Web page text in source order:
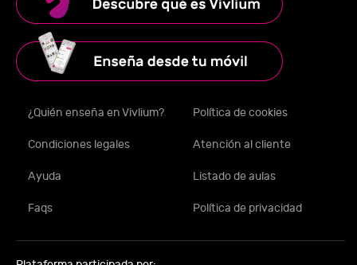
¿Quién enseña en Vivlium? Política de cookies
Condiciones legales Atención al cliente
Ayuda Listado de aulas
Faqs Política de privacidad